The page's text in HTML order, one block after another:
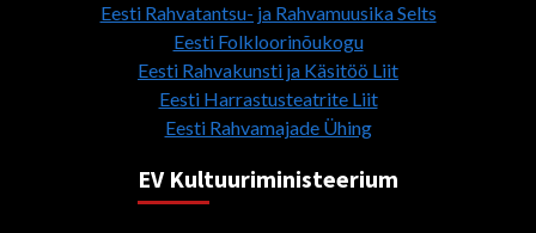
Eesti Rahvatantsu- ja Rahvamuusika Selts
Eesti Folkloorinõukogu
Eesti Rahvakunsti ja Käsitöö Liit
Eesti Harrastusteatrite Liit
Eesti Rahvamajade Ühing
EV Kultuuriministeerium